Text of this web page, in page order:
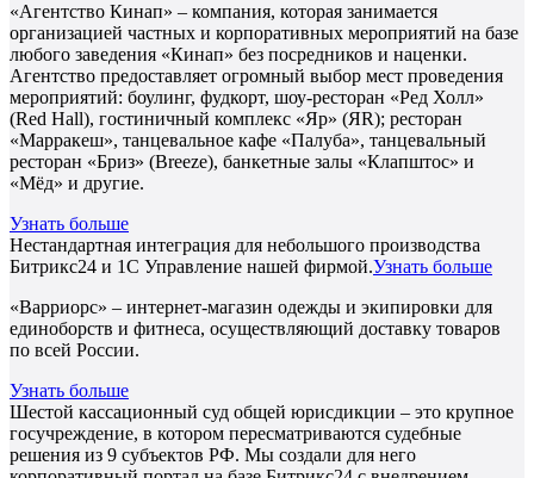
«Агентство Кинап» – компания, которая занимается
организацией частных и корпоративных мероприятий на базе
любого заведения «Кинап» без посредников и наценки.
Агентство предоставляет огромный выбор мест проведения
мероприятий: боулинг, фудкорт, шоу-ресторан «Ред Холл»
(Red Hall), гостиничный комплекс «Яр» (ЯR); ресторан
«Марракеш», танцевальное кафе «Палуба», танцевальный
ресторан «Бриз» (Breeze), банкетные залы «Клапштос» и
«Мёд» и другие.
Узнать больше
Нестандартная интеграция для небольшого производства
Битрикс24 и 1С Управление нашей фирмой.Узнать больше
«Варриорс» – интернет-магазин одежды и экипировки для
единоборств и фитнеса, осуществляющий доставку товаров
по всей России.
Узнать больше
Шестой кассационный суд общей юрисдикции – это крупное
госучреждение, в котором пересматриваются судебные
решения из 9 субъектов РФ. Мы создали для него